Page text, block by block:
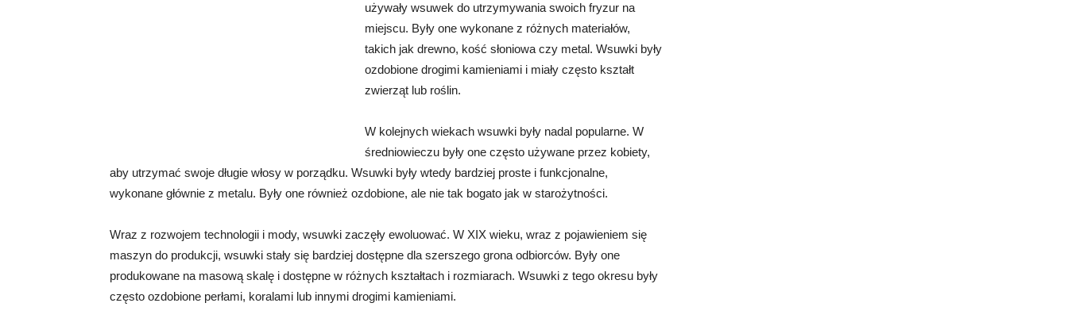
używały wsuwek do utrzymywania swoich fryzur na
miejscu. Były one wykonane z różnych materiałów,
takich jak drewno, kość słoniowa czy metal. Wsuwki były
ozdobione drogimi kamieniami i miały często kształt
zwierząt lub roślin.
W kolejnych wiekach wsuwki były nadal popularne. W
średniowieczu były one często używane przez kobiety,
aby utrzymać swoje długie włosy w porządku. Wsuwki były wtedy bardziej proste i funkcjonalne,
wykonane głównie z metalu. Były one również ozdobione, ale nie tak bogato jak w starożytności.
Wraz z rozwojem technologii i mody, wsuwki zaczęły ewoluować. W XIX wieku, wraz z pojawieniem się
maszyn do produkcji, wsuwki stały się bardziej dostępne dla szerszego grona odbiorców. Były one
produkowane na masową skalę i dostępne w różnych kształtach i rozmiarach. Wsuwki z tego okresu były
często ozdobione perłami, koralami lub innymi drogimi kamieniami.